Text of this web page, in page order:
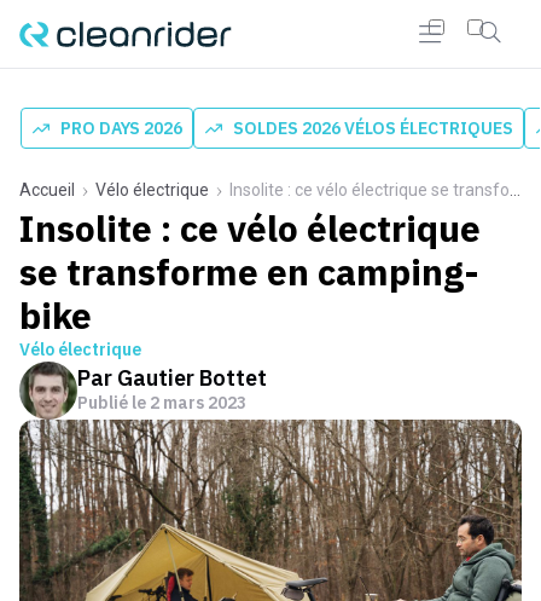
PRO DAYS 2026 SOLDES 2026 VÉLOS ÉLECTRIQUES
Accueil Vélo électrique Insolite : ce vélo électrique se transforme en camping-bike
Insolite : ce vélo électrique
se transforme en camping-
bike
Vélo électrique
Par Gautier Bottet
Publié le 2 mars 2023